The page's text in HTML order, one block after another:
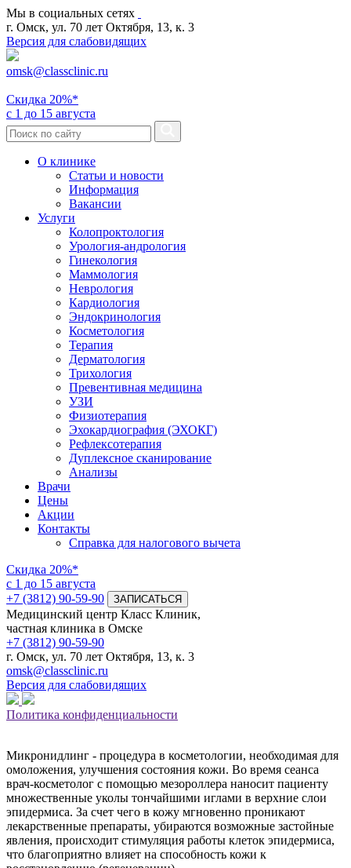
Мы в социальных сетях
г. Омск, ул. 70 лет Октября, 13, к. 3
Версия для слабовидящих
omsk@classclinic.ru
Скидка 20%*
с 1 до 15 августа
О клинике
Статьи и новости
Информация
Вакансии
Услуги
Колопроктология
Урология-андрология
Гинекология
Маммология
Неврология
Кардиология
Эндокринология
Косметология
Терапия
Дерматология
Трихология
Превентивная медицина
УЗИ
Физиотерапия
Эхокардиография (ЭХОКГ)
Рефлексотерапия
Дуплексное сканирование
Анализы
Врачи
Цены
Акции
Контакты
Справка для налогового вычета
Скидка 20%*
с 1 до 15 августа
+7 (3812) 90-59-90
ЗАПИСАТЬСЯ
Медицинский центр Класс Клиник,
частная клиника в Омске
+7 (3812) 90-59-90
г. Омск, ул. 70 лет Октября, 13, к. 3
omsk@classclinic.ru
Версия для слабовидящих
Политика конфиденциальности
Микронидлинг - процедура в косметологии, необходимая для
омоложения, улучшения состояния кожи. Во время сеанса
врач-косметолог с помощью мезороллера наносит пациенту
множественные уколы тончайшими иглами в верхние слои
эпидермиса. За счет чего в кожу мгновенно проникают
лекарственные препараты, убираются возможные застойные
явления, происходит стимуляция работы клеток эпидермиса,
что благоприятно влияет на способность кожи к